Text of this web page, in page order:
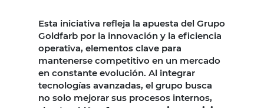
Esta iniciativa refleja la apuesta del Grupo
Goldfarb por la innovación y la eficiencia
operativa, elementos clave para
mantenerse competitivo en un mercado
en constante evolución. Al integrar
tecnologías avanzadas, el grupo busca
no solo mejorar sus procesos internos,